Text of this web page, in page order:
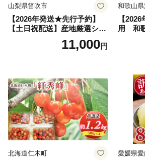
山梨県笛吹市
【2026年発送★先行予約】
【土日祝配送】産地厳選シャ
インマスカット1.2kg～1.3kg
（2房～3房）※沖縄・離島配
笛吹市 山梨県 フルーツ 果物
ぶどう 葡萄 大粒 シャインマ
スカット おすすめ シャイン
マスカット 贈答 ギフト 産地
笛吹市 シャインマスカット
笛吹 葡萄 国産 ぶどう 人気
国産 1.2kg 先行｜
11,000円
和歌山
【
用 和
g (2L
北海道仁木町 愛媛県